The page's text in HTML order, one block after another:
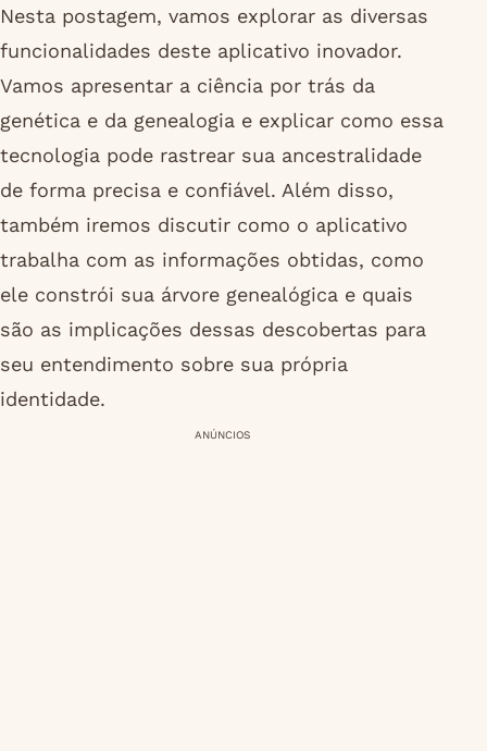
Nesta postagem, vamos explorar as diversas
funcionalidades deste aplicativo inovador.
Vamos apresentar a ciência por trás da
genética e da genealogia e explicar como essa
tecnologia pode rastrear sua ancestralidade
de forma precisa e confiável. Além disso,
também iremos discutir como o aplicativo
trabalha com as informações obtidas, como
ele constrói sua árvore genealógica e quais
são as implicações dessas descobertas para
seu entendimento sobre sua própria
identidade.
ANÚNCIOS